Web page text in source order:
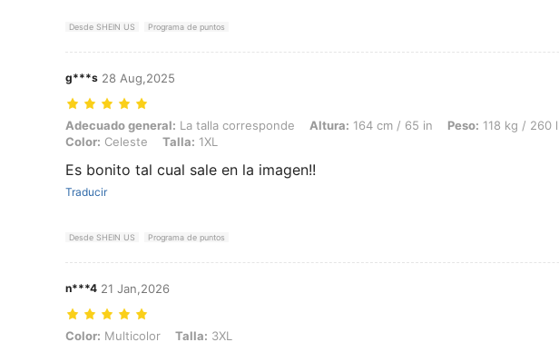
Desde SHEIN US Programa de puntos
g***s 28 Aug,2025
Adecuado general: La talla corresponde, Altura: 164 cm / 65 in, Peso: 118 kg / 260 lbs, Color:
Adecuado general: La talla corresponde Altura: 164 cm / 65 in Peso: 118 kg / 260
Color: Celeste Talla: 1XL
Es bonito tal cual sale en la imagen!!
Traducir
Desde SHEIN US Programa de puntos
n***4 21 Jan,2026
Color: Multicolor, Talla: 3XL
Color: Multicolor Talla: 3XL